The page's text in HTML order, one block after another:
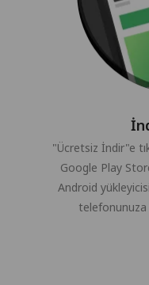
"Ücretsiz İndir"e
Google Play
Android